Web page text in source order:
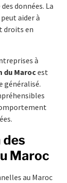
données. La
aider à
droits en
à
Marocest
généralisé.
des
Maroc
au Maroc